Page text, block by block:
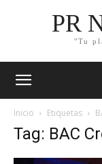
PR
"Tu
Inicio Etiquetas
Tag: BAC